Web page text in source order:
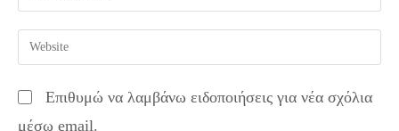
comment
your
email
address
comment
Enter
your
URL
Επιθυμώ να λαμβάνω ειδοποιήσεις για νέα σχόλια
μέσω email.